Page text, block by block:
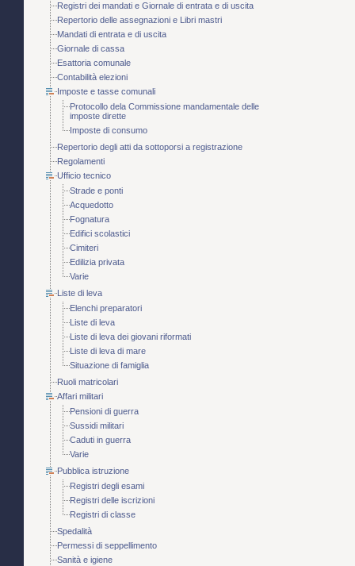
Registri dei mandati e Giornale di entrata e di uscita
Repertorio delle assegnazioni e Libri mastri
Mandati di entrata e di uscita
Giornale di cassa
Esattoria comunale
Contabilità elezioni
Imposte e tasse comunali
Protocollo dela Commissione mandamentale delle
imposte dirette
Imposte di consumo
Repertorio degli atti da sottoporsi a registrazione
Regolamenti
Ufficio tecnico
Strade e ponti
Acquedotto
Fognatura
Edifici scolastici
Cimiteri
Edilizia privata
Varie
Liste di leva
Elenchi preparatori
Liste di leva
Liste di leva dei giovani riformati
Liste di leva di mare
Situazione di famiglia
Ruoli matricolari
Affari militari
Pensioni di guerra
Sussidi militari
Caduti in guerra
Varie
Pubblica istruzione
Registri degli esami
Registri delle iscrizioni
Registri di classe
Spedalità
Permessi di seppellimento
Sanità e igiene